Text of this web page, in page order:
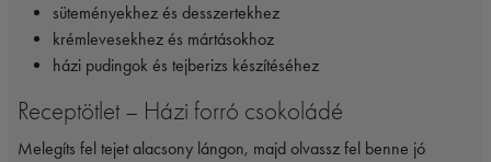
süteményekhez és desszertekhez
krémlevesekhez és mártásokhoz
házi pudingok és tejberizs készítéséhez
Receptötlet – Házi forró csokoládé
Melegíts fel tejet alacsony lángon, majd olvassz fel benne jó